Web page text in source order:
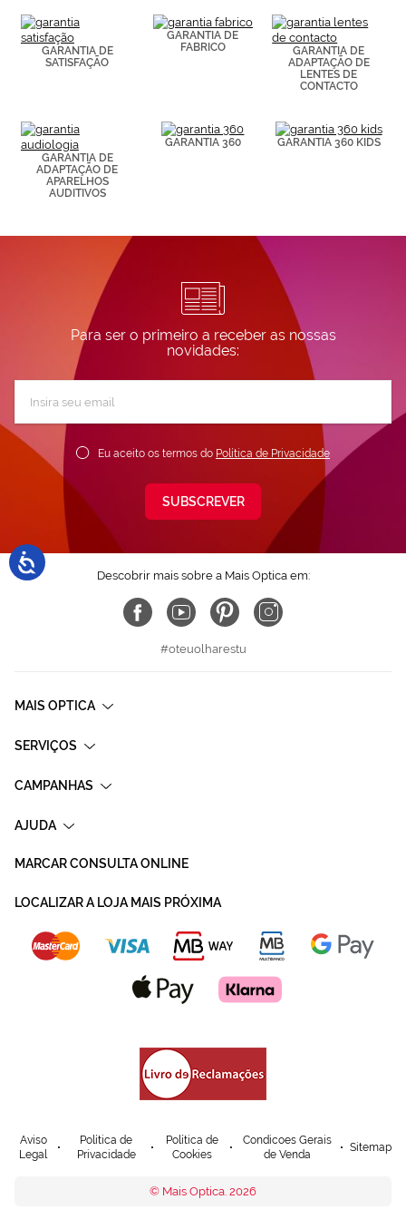
de páginas
visitadas).
Puedes
consultar más
Cookies.
GARANTIA DE
SATISFAÇÃO
GARANTIA DE
FABRICO
GARANTIA DE
ADAPTAÇÃO DE
LENTES DE
CONTACTO
GARANTIA DE
ADAPTAÇÃO DE
APARELHOS
AUDITIVOS
GARANTIA 360 GARANTIA 360 KIDS
Para ser o primeiro a receber as nossas
novidades:
Newsletter:
Eu aceito os termos do Política de Privacidade
SUBSCREVER
Descobrir mais sobre a Mais Optica em:
#oteuolharestu
MAIS OPTICA
SERVIÇOS
CAMPANHAS
AJUDA
MARCAR CONSULTA ONLINE
LOCALIZAR A LOJA MAIS PRÓXIMA
Aviso
Legal
Política de
Privacidade
Política de
Cookies
Condicoes Gerais
de Venda
Sitemap
© Mais Optica. 2026